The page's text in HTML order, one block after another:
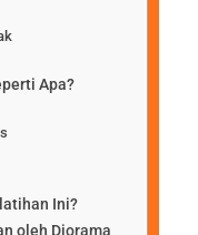
Apa?
Ini?
oleh Diorama